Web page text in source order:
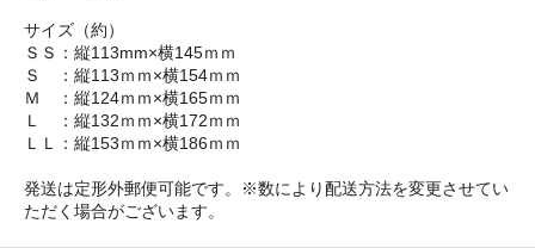
サイズ（約）
ＳＳ：縦113mm×横145ｍｍ
Ｓ ：縦113ｍｍ×横154ｍｍ
Ｍ ：縦124ｍｍ×横165ｍｍ
Ｌ ：縦132ｍｍ×横172ｍｍ
ＬＬ：縦153ｍｍ×横186ｍｍ
発送は定形外郵便可能です。※数により配送方法を変更させてい
ただく場合がございます。